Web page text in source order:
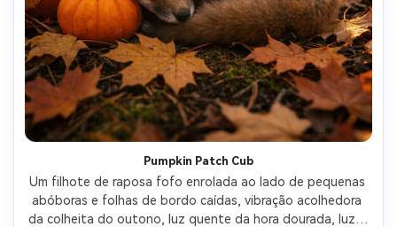
Pumpkin Patch Cub
Um filhote de raposa fofo enrolada ao lado de pequenas
abóboras e folhas de bordo caídas, vibração acolhedora
da colheita do outono, luz quente da hora dourada, luzes